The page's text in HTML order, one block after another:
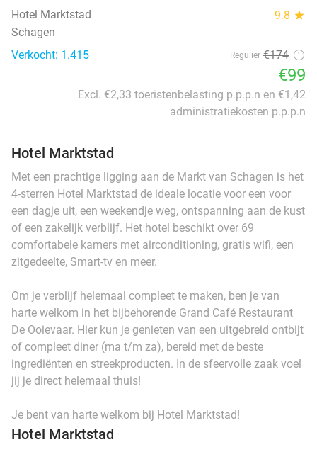
Hotel Marktstad 9.8 star
Schagen
Verkocht: 1.415
Regulier €174
€99
Excl. €2,33 toeristenbelasting p.p.p.n en €1,42
administratiekosten p.p.p.n
Hotel Marktstad
Met een prachtige ligging aan de Markt van Schagen is het
4-sterren Hotel Marktstad de ideale locatie voor een voor
een dagje uit, een weekendje weg, ontspanning aan de kust
of een zakelijk verblijf. Het hotel beschikt over 69
comfortabele kamers met airconditioning, gratis wifi, een
zitgedeelte, Smart-tv en meer.
Om je verblijf helemaal compleet te maken, ben je van
harte welkom in het bijbehorende Grand Café Restaurant
De Ooievaar. Hier kun je genieten van een uitgebreid ontbijt
of compleet diner (ma t/m za), bereid met de beste
ingrediënten en streekproducten. In de sfeervolle zaak voel
jij je direct helemaal thuis!
Je bent van harte welkom bij Hotel Marktstad!
Hotel Marktstad